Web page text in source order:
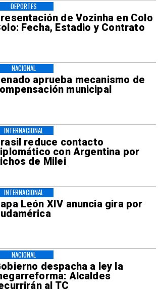
de Vozinha en Colo
Fecha, Estadio y Contrato
DEPORTES
aprueba mecanismo de
municipal
NACIONAL
reduce contacto
con Argentina por
de Milei
INTERNACIONAL
León XIV anuncia gira por
INTERNACIONAL
despacha a ley la
Alcaldes
al TC
NACIONAL